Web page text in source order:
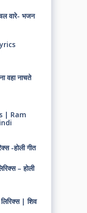
वारे- भजन
वहा नाचते
| Ram
-होली गीत
– होली
| शिव